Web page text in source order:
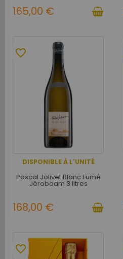
165,00 €
DISPONIBLE À L'UNITÉ
favorite_border
Pascal Jolivet Blanc Fumé
Jéroboam 3 litres
168,00 €
favorite_border